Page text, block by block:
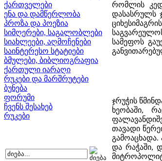
ქართველები
ენა და დამწერლობა
პროზა და პოეზია
სიმღერები, საგალობლები
სიახლეები, აღმოჩენები
საინტერესო სტატიები
ბმულები, ბიბლიოგრაფია
ქართული იარაღი
რუკები და მარშრუტები
ბუნება
ფორუმი
ჩვენს შესახებ
რუკები
რომლის
დასასრულს
სამეფოს
ჯრუჭის
ხეობაში,
თავადი
გამოაცხადა.
და რაჭაში,